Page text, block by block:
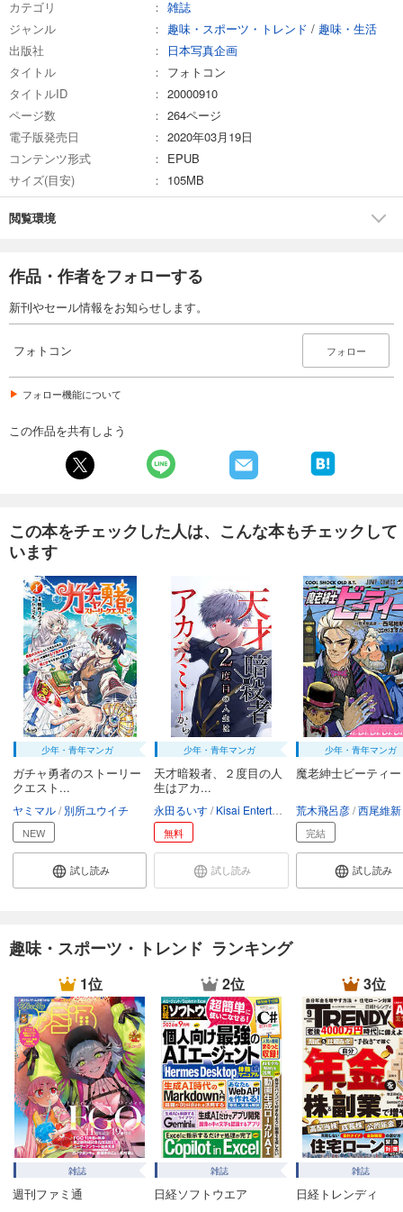
試し読み
あらすじを表示する
フォトコン2025年5月号
円 (税込)
あらすじを表示する
あらすじを表示する
カート
あらすじを表示する
フォトコン2025年2月号
フォトコン2025年1月号
1,048円 (税込)
カート
試し読み
あらすじを表示する
フォトコン2024年12月号
1,048円 (税込)
カート
試し読み
あらすじを表示する
1,048円 (税込)
あらすじを表示する
フォトコン2024年10月号
1,048円 (税込)
カート
試し読み
あらすじを表示する
フォトコン2024年9月号
1,048円 (税込)
カート
試し読み
カテゴリ
雑誌
ジャンル
趣味・スポーツ・トレンド / 趣味・生活
出版社
日本写真企画
タイトル
フォトコン
タイトルID
20000910
ページ数
264ページ
電子版発売日
2020年03月19日
コンテンツ形式
EPUB
サイズ(目安)
105MB
閲覧環境
作品・作者をフォローする
新刊やセール情報をお知らせします。
フォトコン フォロー
フォロー機能について
この作品を共有しよう
この本をチェックした人は、こんな本もチェックして
います
少年・青年マンガ
ガチャ勇者のストーリー
クエスト...
ヤミマル 別所ユウイチ
NEW
試し読み
少年・青年マンガ
天才暗殺者、２度目の人
生はアカ...
永田るいす Kisai Entertainment SORAJIMA
無料
試し読み
少年・青年マンガ
魔老紳士ビーティー
荒木飛呂彦 西尾維新
完結
試し読み
趣味・スポーツ・トレンド ランキング
1位
雑誌
週刊ファミ通
2位
雑誌
日経ソフトウエア
3位
雑誌
日経トレンディ